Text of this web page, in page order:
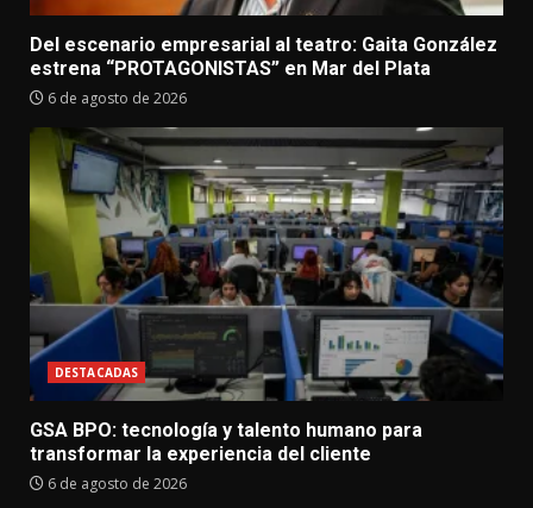
Del escenario empresarial al teatro: Gaita González
estrena “PROTAGONISTAS” en Mar del Plata
6 de agosto de 2026
DESTACADAS
GSA BPO: tecnología y talento humano para
transformar la experiencia del cliente
6 de agosto de 2026